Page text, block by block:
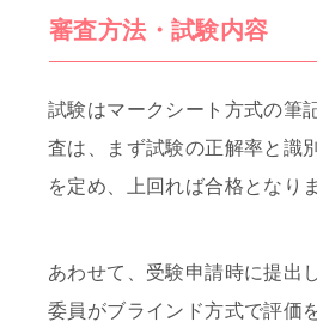
審査方法・試験内容
試験はマークシート方式の筆
査は、まず試験の正解率と識
を定め、上回れば合格となり
あわせて、受験申請時に提出
委員がブラインド方式で評価